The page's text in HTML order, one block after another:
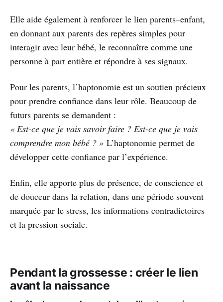
Elle aide également à renforcer le lien parents–enfant,
en donnant aux parents des repères simples pour
interagir avec leur bébé, le reconnaître comme une
personne à part entière et répondre à ses signaux.
Pour les parents, l’haptonomie est un soutien précieux
pour prendre confiance dans leur rôle. Beaucoup de
futurs parents se demandent :
« Est-ce que je vais savoir faire ? Est-ce que je vais
comprendre mon bébé ? » L’haptonomie permet de
développer cette confiance par l’expérience.
Enfin, elle apporte plus de présence, de conscience et
de douceur dans la relation, dans une période souvent
marquée par le stress, les informations contradictoires
et la pression sociale.
Pendant la grossesse : créer le lien
avant la naissance